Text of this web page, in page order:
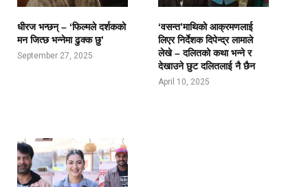
धीरज भन्छन् – ‘फिल्मले दर्शकको
मन जित्छ भन्नेमा ढुक्क छु’
September 27, 2025
‘वसन्त’माथिकाे आक्रमणलाई
लिएर निर्देशक दिपेन्द्र लामाले
लेखे – दलितको कथा भन्ने र
देखाउने छुट दलितलाई नै छैन
April 10, 2025